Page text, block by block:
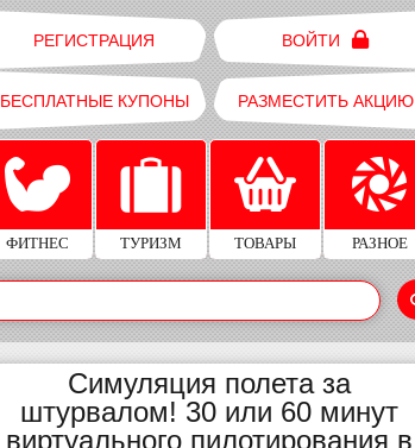
ВОЙТИ
РЕГИСТРАЦИЯ
БЕСПЛАТНЫЕ КУПОНЫ РАЗМЕСТИТЬ АКЦИЮ
ФИТНЕС ТУРИЗМ ТОВАРЫ РАЗНОЕ
Симуляция полета за
штурвалом! 30 или 60 минут
виртуального пилотирования в